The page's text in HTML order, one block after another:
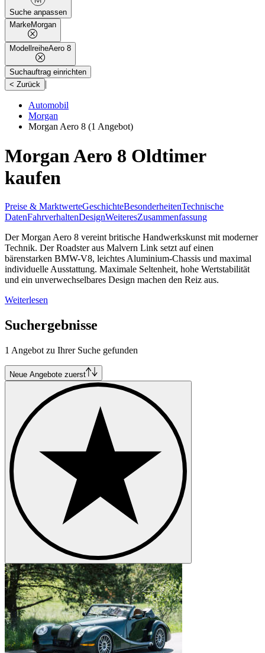
Suche anpassen
MarkeMorgan
ModellreiheAero 8
Suchauftrag einrichten
< Zurück |
Automobil
Morgan
Morgan Aero 8 (1 Angebot)
Morgan Aero 8 Oldtimer
kaufen
Preise & MarktwerteGeschichteBesonderheitenTechnische
DatenFahrverhaltenDesignWeiteresZusammenfassung
Der Morgan Aero 8 vereint britische Handwerkskunst mit moderner
Technik. Der Roadster aus Malvern Link setzt auf einen
bärenstarken BMW-V8, leichtes Aluminium-Chassis und maximal
individuelle Ausstattung. Maximale Seltenheit, hohe Wertstabilität
und ein unverwechselbares Design machen den Reiz aus.
Weiterlesen
Suchergebnisse
1 Angebot zu Ihrer Suche gefunden
Neue Angebote zuerst